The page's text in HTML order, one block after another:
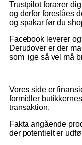
Trustpilot forærer
og derfor foreslåes
og spakar før du
Facebook leverer
Derudover er der
som lige så vel må
Vores side er
formidler
transaktion.
Fakta angående
der potentielt er